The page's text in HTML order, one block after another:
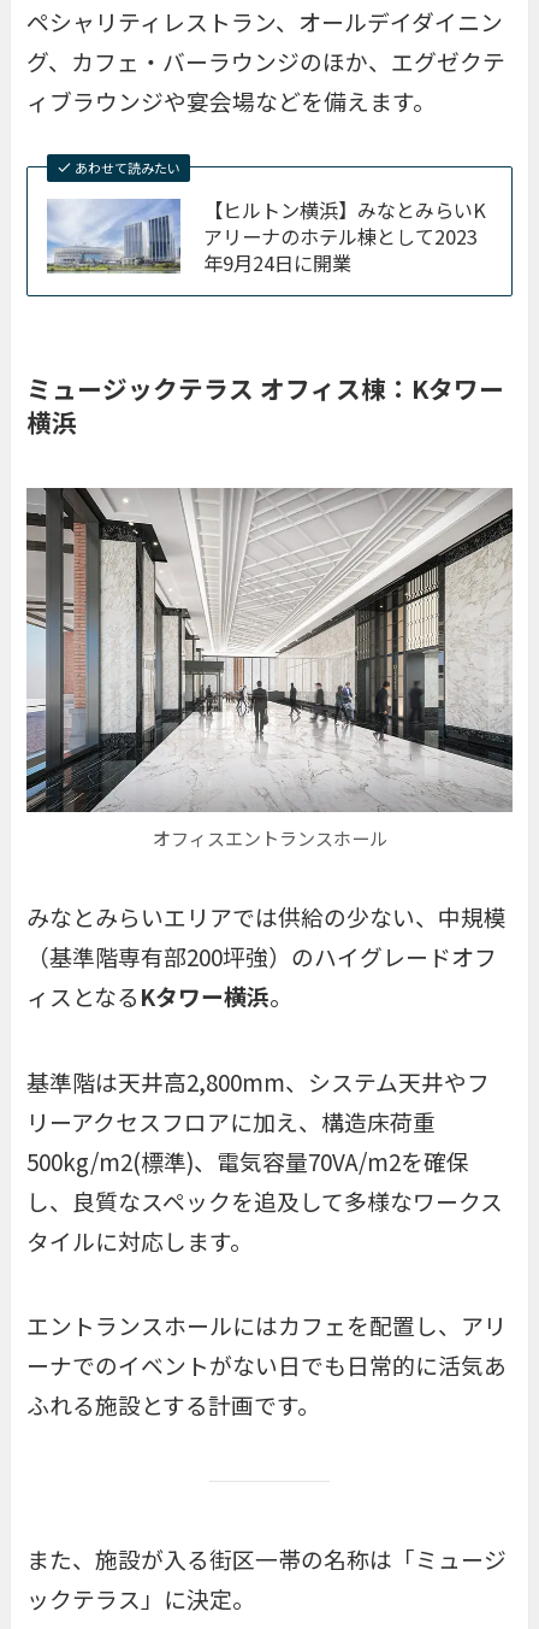
ペシャリティレストラン、オールデイダイニン
グ、カフェ・バーラウンジのほか、エグゼクテ
ィブラウンジや宴会場などを備えます。
あわせて読みたい
【ヒルトン横浜】みなとみらいK
アリーナのホテル棟として2023
年9月24日に開業
ミュージックテラス オフィス棟：Kタワー
横浜
オフィスエントランスホール
みなとみらいエリアでは供給の少ない、中規模
（基準階専有部200坪強）のハイグレードオフ
ィスとなるKタワー横浜。
基準階は天井高2,800mm、システム天井やフ
リーアクセスフロアに加え、構造床荷重
500kg/m2(標準)、電気容量70VA/m2を確保
し、良質なスペックを追及して多様なワークス
タイルに対応します。
エントランスホールにはカフェを配置し、アリ
ーナでのイベントがない日でも日常的に活気あ
ふれる施設とする計画です。
また、施設が入る街区一帯の名称は「ミュージ
ックテラス」に決定。